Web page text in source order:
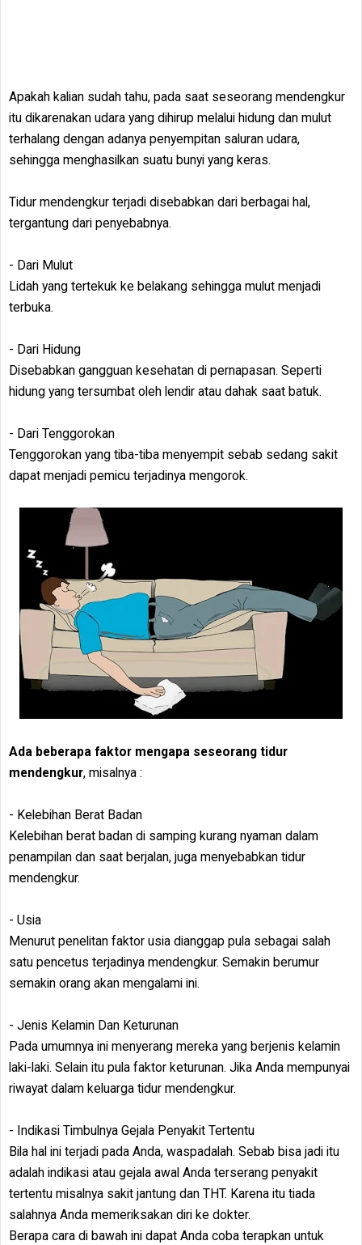
Apakah kalian sudah tahu, pada saat seseorang mendengkur
itu dikarenakan udara yang dihirup melalui hidung dan mulut
terhalang dengan adanya penyempitan saluran udara,
sehingga menghasilkan suatu bunyi yang keras.
Tidur mendengkur terjadi disebabkan dari berbagai hal,
tergantung dari penyebabnya.
- Dari Mulut
Lidah yang tertekuk ke belakang sehingga mulut menjadi
terbuka.
- Dari Hidung
Disebabkan gangguan kesehatan di pernapasan. Seperti
hidung yang tersumbat oleh lendir atau dahak saat batuk.
- Dari Tenggorokan
Tenggorokan yang tiba-tiba menyempit sebab sedang sakit
dapat menjadi pemicu terjadinya mengorok.
Ada beberapa faktor mengapa seseorang tidur
mendengkur, misalnya :
- Kelebihan Berat Badan
Kelebihan berat badan di samping kurang nyaman dalam
penampilan dan saat berjalan, juga menyebabkan tidur
mendengkur.
- Usia
Menurut penelitan faktor usia dianggap pula sebagai salah
satu pencetus terjadinya mendengkur. Semakin berumur
semakin orang akan mengalami ini.
- Jenis Kelamin Dan Keturunan
Pada umumnya ini menyerang mereka yang berjenis kelamin
laki-laki. Selain itu pula faktor keturunan. Jika Anda mempunyai
riwayat dalam keluarga tidur mendengkur.
- Indikasi Timbulnya Gejala Penyakit Tertentu
Bila hal ini terjadi pada Anda, waspadalah. Sebab bisa jadi itu
adalah indikasi atau gejala awal Anda terserang penyakit
tertentu misalnya sakit jantung dan THT. Karena itu tiada
salahnya Anda memeriksakan diri ke dokter.
Berapa cara di bawah ini dapat Anda coba terapkan untuk